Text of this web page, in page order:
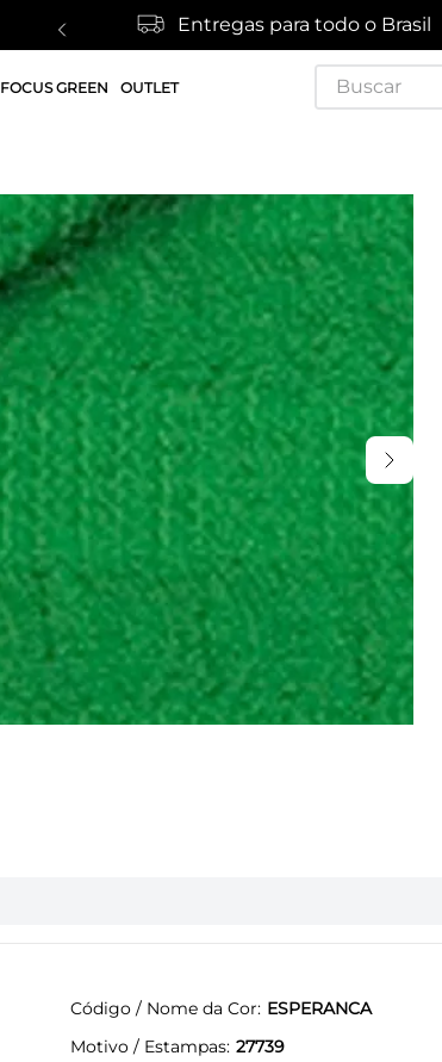
Entregas para todo o Brasil
FOCUS GREEN OUTLET
Buscar
Código / Nome da Cor ESPERANCA
Motivo / Estampas 27739